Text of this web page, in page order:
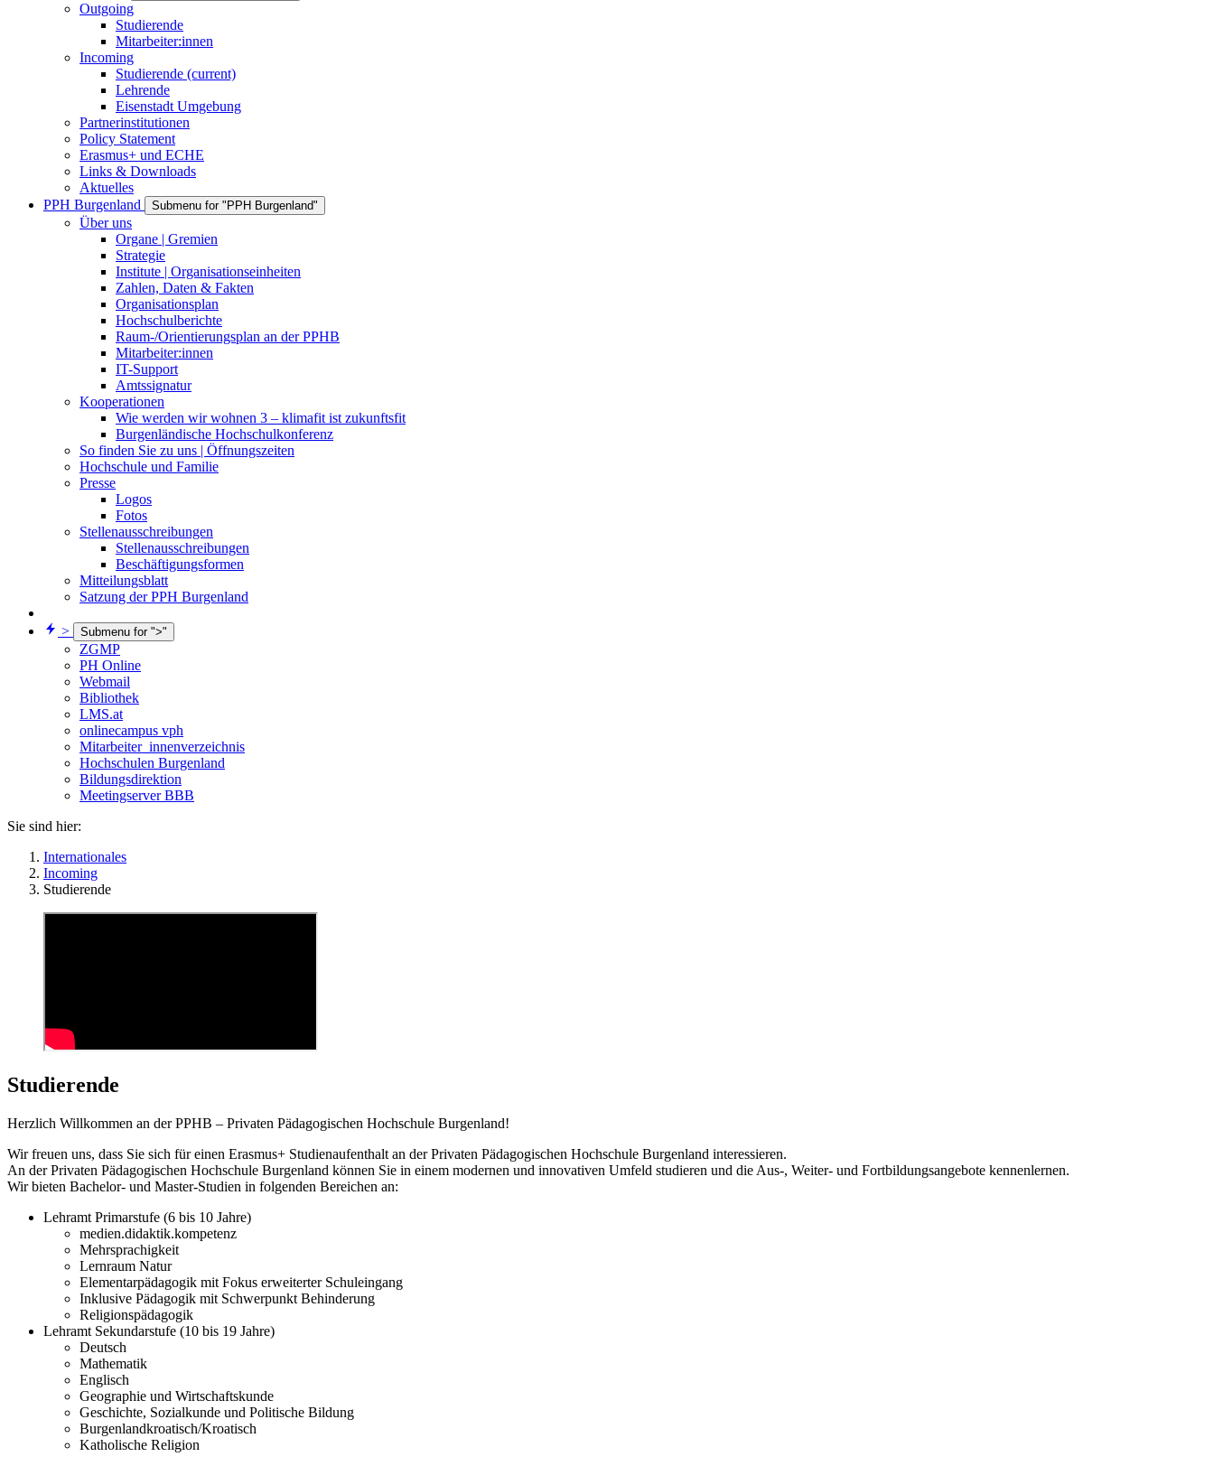
Outgoing
Studierende
Mitarbeiter:innen
Incoming
Studierende (current)
Lehrende
Eisenstadt Umgebung
Partnerinstitutionen
Policy Statement
Erasmus+ und ECHE
Links & Downloads
Aktuelles
PPH Burgenland
Submenu for "PPH Burgenland"
Über uns
Organe | Gremien
Strategie
Institute | Organisationseinheiten
Zahlen, Daten & Fakten
Organisationsplan
Hochschulberichte
Raum-/Orientierungsplan an der PPHB
Mitarbeiter:innen
IT-Support
Amtssignatur
Kooperationen
Wie werden wir wohnen 3 – klimafit ist zukunftsfit
Burgenländische Hochschulkonferenz
So finden Sie zu uns | Öffnungszeiten
Hochschule und Familie
Presse
Logos
Fotos
Stellenausschreibungen
Stellenausschreibungen
Beschäftigungsformen
Mitteilungsblatt
Satzung der PPH Burgenland
> Submenu for ">"
ZGMP
PH Online
Webmail
Bibliothek
LMS.at
onlinecampus vph
Mitarbeiter_innenverzeichnis
Hochschulen Burgenland
Bildungsdirektion
Meetingserver BBB
Sie sind hier:
Internationales
Incoming
Studierende
Studierende
Herzlich Willkommen an der PPHB – Privaten Pädagogischen Hochschule Burgenland!
Wir freuen uns, dass Sie sich für einen Erasmus+ Studienaufenthalt an der Privaten Pädagogischen Hochschule Burgenland interessieren.
An der Privaten Pädagogischen Hochschule Burgenland können Sie in einem modernen und innovativen Umfeld studieren und die Aus-, Weiter- und Fortbildungsangebote kennenlernen.
Wir bieten Bachelor- und Master-Studien in folgenden Bereichen an:
Lehramt Primarstufe (6 bis 10 Jahre)
medien.didaktik.kompetenz
Mehrsprachigkeit
Lernraum Natur
Elementarpädagogik mit Fokus erweiterter Schuleingang
Inklusive Pädagogik mit Schwerpunkt Behinderung
Religionspädagogik
Lehramt Sekundarstufe (10 bis 19 Jahre)
Deutsch
Mathematik
Englisch
Geographie und Wirtschaftskunde
Geschichte, Sozialkunde und Politische Bildung
Burgenlandkroatisch/Kroatisch
Katholische Religion